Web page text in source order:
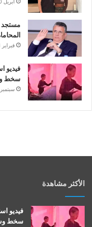
أبريل 10, 2023
مستجد
فبراير 11, 2023
فيديو
سخط
سبتمبر 20, 2020
الأكثر مشاهدة
فيديو
سخط